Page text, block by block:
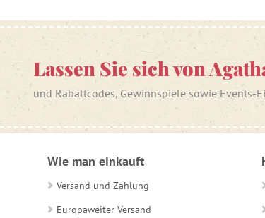
Lassen Sie sich von
und Rabattcodes, Gewinnspiele sowie
Wie man einkauft
Versand und Zahlung
Europaweiter Versand